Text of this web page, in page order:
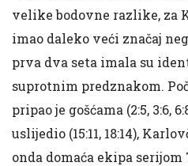
velike bodovne razlike, za
imao daleko veći značaj
prva dva seta imala su
suprotnim predznakom.
pripao je gošćama (2:5, 3:6,
uslijedio (15:11, 18:14),
onda domaća ekipa serijom